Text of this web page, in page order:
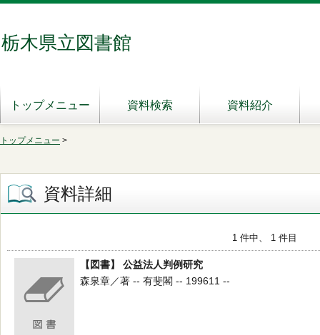
栃木県立図書館
トップメニュー 資料検索 資料紹介
トップメニュー >
資料詳細
1 件中、 1 件目
【図書】 公益法人判例研究
森泉章／著 -- 有斐閣 -- 199611 --